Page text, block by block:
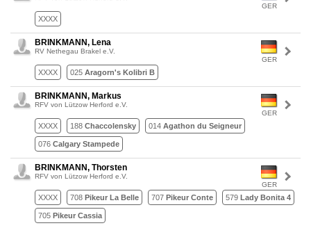
GER
XXXX
GER
BRINKMANN, Lena
RV Nethegau Brakel e.V.
XXXX 025 Aragorn's Kolibri B
GER
BRINKMANN, Markus
RFV von Lützow Herford e.V.
XXXX 188 Chaccolensky 014 Agathon du Seigneur
076 Calgary Stampede
GER
BRINKMANN, Thorsten
RFV von Lützow Herford e.V.
XXXX 708 Pikeur La Belle 707 Pikeur Conte 579 Lady Bonita 4
705 Pikeur Cassia